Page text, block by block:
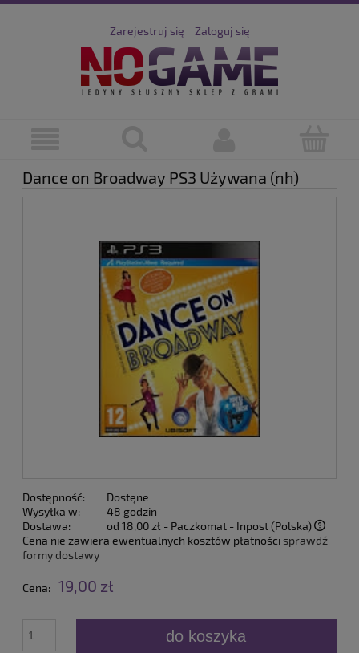
Zarejestruj się Zaloguj się
Dance on Broadway PS3 Używana (nh)
Dostępność:
Dostęne
Wysyłka w:
48 godzin
Dostawa:
od 18,00 zł - Paczkomat - Inpost(Polska)
Cena nie zawiera ewentualnych kosztów płatnościsprawdź
formy dostawy
Cena: 19,00 zł
do koszyka